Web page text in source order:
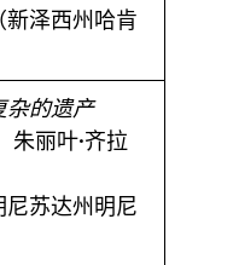
新泽西州哈肯
杂的遗产
朱丽叶·齐拉
尼苏达州明尼